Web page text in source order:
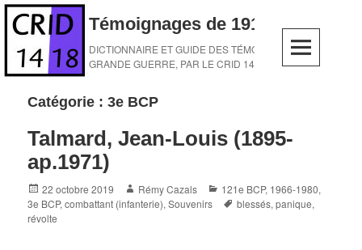
Skip
content
Témoignages de 1914-1918
DICTIONNAIRE ET GUIDE DES TÉMOINS DE LA
GRANDE GUERRE, PAR LE CRID 14-18
Catégorie :3e BCP
Talmard, Jean-Louis (1895-
ap.1971)
Posted
on
22 octobre 2019 Author
Rémy Cazals Categories
121e BCP, 1966-1980,
3e BCP,combattant (infanterie),Souvenirs Tags
blessés,panique,
révolte